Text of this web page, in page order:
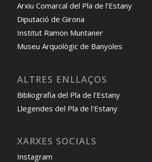
Arxiu Comarcal del Pla de l'Estany
Diputació de Girona
Institut Ramon Muntaner
Museu Arquològic de Banyoles
ALTRES ENLLAÇOS
Bibliografia del Pla de l'Estany
Llegendes del Pla de l'Estany
XARXES SOCIALS
Instagram